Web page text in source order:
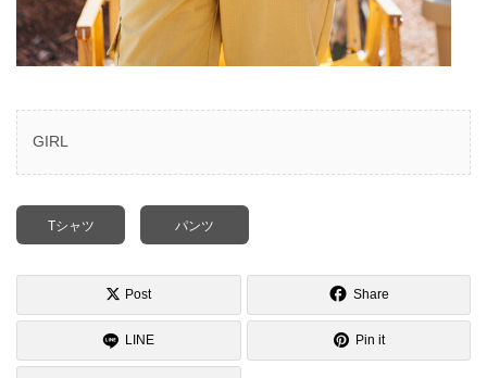
GIRL
Tシャツ パンツ
Post Share
LINE Pin it